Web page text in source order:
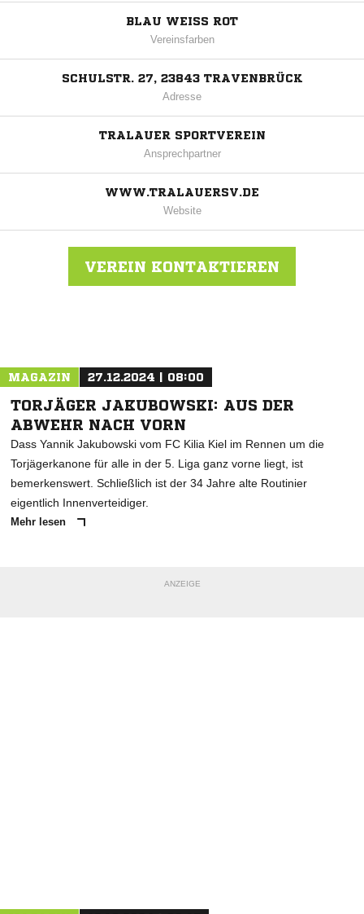
BLAU WEISS ROT
Vereinsfarben
SCHULSTR. 27, 23843 TRAVENBRÜCK
Adresse
TRALAUER SPORTVEREIN
Ansprechpartner
WWW.TRALAUERSV.DE
Website
VEREIN KONTAKTIEREN
MAGAZIN 27.12.2024 | 08:00
TORJÄGER JAKUBOWSKI: AUS DER
ABWEHR NACH VORN
Dass Yannik Jakubowski vom FC Kilia Kiel im Rennen um die
Torjägerkanone für alle in der 5. Liga ganz vorne liegt, ist
bemerkenswert. Schließlich ist der 34 Jahre alte Routinier
eigentlich Innenverteidiger.
Mehr lesen
ANZEIGE